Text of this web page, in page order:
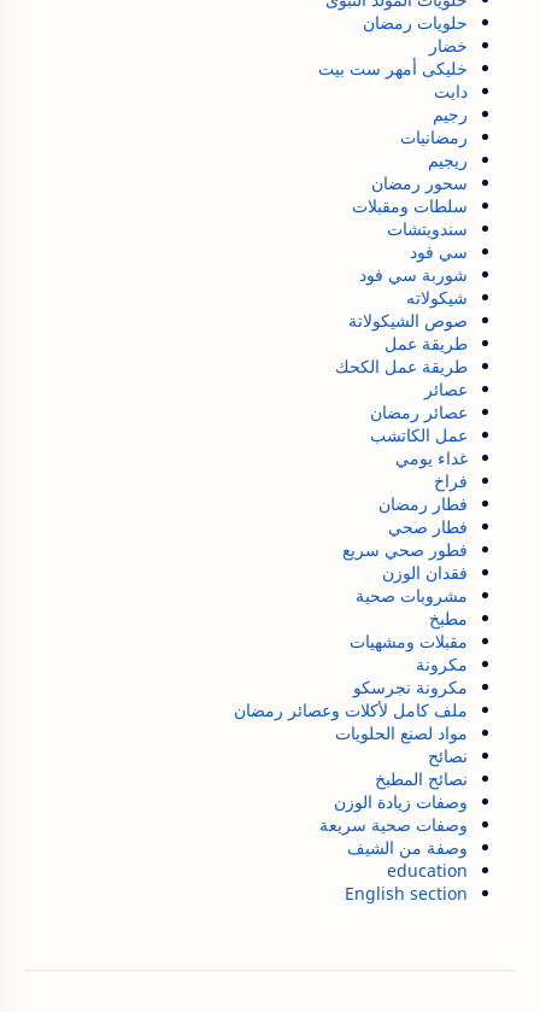
حلويات رمضان
خضار
خليكى أمهر ست بيت
دايت
رجيم
رمضانيات
ريجيم
سحور رمضان
سلطات ومقبلات
سندويتشات
سي فود
شوربة سي فود
شيكولاته
صوص الشيكولاتة
طريقة عمل
طريقة عمل الكحك
عصائر
عصائر رمضان
عمل الكاتشب
غداء يومي
فراخ
فطار رمضان
فطار صحي
فطور صحي سريع
فقدان الوزن
مشروبات صحية
مطبخ
مقبلات ومشهيات
مكرونة
مكرونة نجرسكو
ملف كامل لأكلات وعصائر رمضان
مواد لصنع الحلويات
نصائح
نصائح المطبخ
وصفات زيادة الوزن
وصفات صحية سريعة
وصفة من الشيف
education
English section